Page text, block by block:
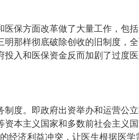
保方面改革做了大量工作，包
那样彻底破除创收的旧制度，
入和医保资金反而加剧了过度
。即政府出资举办和运营公
本主义国家和多数前社会主义
经济利益冲突，让医生根据医